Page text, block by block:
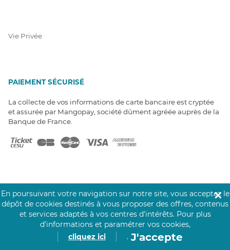
Vie Privée
PAIEMENT SÉCURISÉ
La collecte de vos informations de carte bancaire est cryptée
et assurée par Mangopay, société dûment agréée auprès de la
Banque de France.
NOS PARTENAIRES
Click&Care est soutenu par les Groupes
Caisse des Dépôts et MAIF.
En poursuivant votre navigation sur notre site, vous acceptez le
dépôt de cookies destinés à vous proposer des offres, contenus
et services adaptés à vos centres d’intérêts. Pour plus
d’informations et paramétrer vos cookies,
cliquez ici
. J'accepte
✕